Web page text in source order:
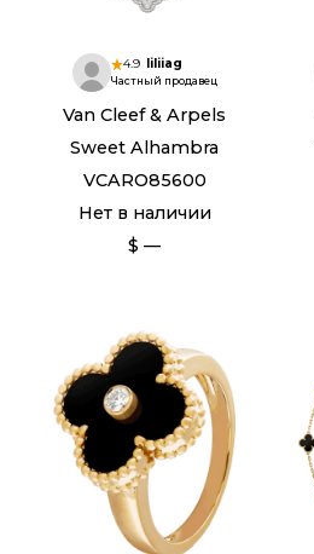
4.9 liliiag
Частный продавец
Van Cleef & Arpels
Sweet Alhambra
VCARO85600
Нет в наличии
$ —